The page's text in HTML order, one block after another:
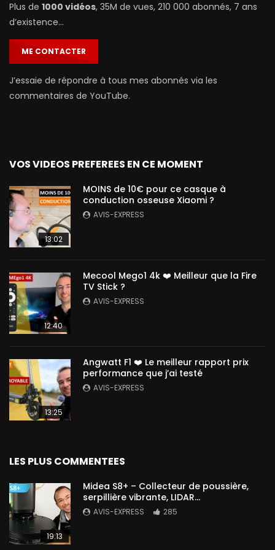
Plus de 1000 vidéos, 35M de vues, 210 000 abonnés, 7 ans
d’existence…
ME CONTACTER
J’essaie de répondre à tous mes abonnés via les
commentaires de YouTube.
VOS VIDEOS PREFEREES EN CE MOMENT
13:02
MOINS de 10€ pour ce casque à
conduction osseuse Xiaomi ?
AVIS-EXPRESS
12:40
Mecool Mego1 4k ❤️ Meilleur que la Fire
TV Stick ?
AVIS-EXPRESS
13:25
Angwatt F1 ❤️ Le meilleur rapport prix
performance que j’ai testé
AVIS-EXPRESS
LES PLUS COMMENTEES
19:13
Midea S8+ – Collecteur de poussière,
serpillière vibrante, LIDAR…
AVIS-EXPRESS 285